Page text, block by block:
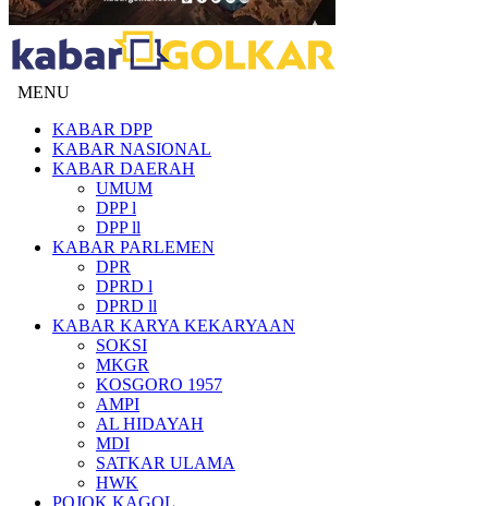
MENU
KABAR DPP
KABAR NASIONAL
KABAR DAERAH
UMUM
DPP l
DPP ll
KABAR PARLEMEN
DPR
DPRD l
DPRD ll
KABAR KARYA KEKARYAAN
SOKSI
MKGR
KOSGORO 1957
AMPI
AL HIDAYAH
MDI
SATKAR ULAMA
HWK
POJOK KAGOL